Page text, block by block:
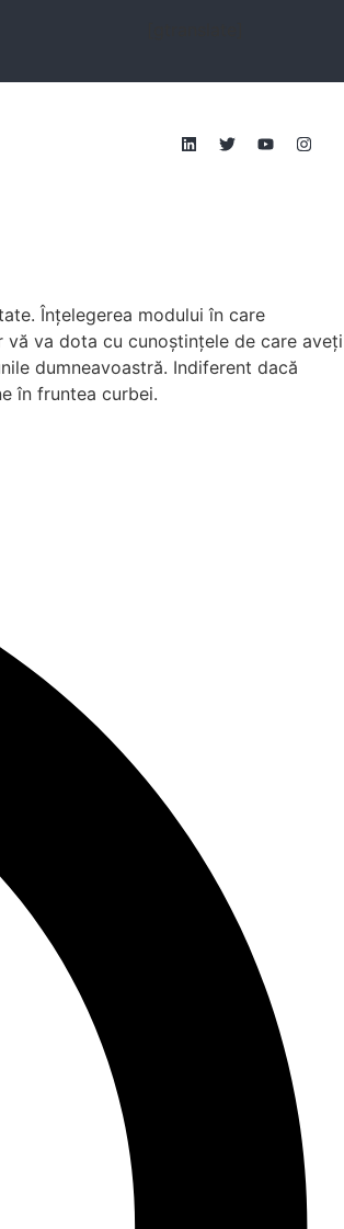
Înțelegerea modului în care
va dota cu cunoștințele de care aveți
dumneavoastră. Indiferent dacă
în fruntea curbei.